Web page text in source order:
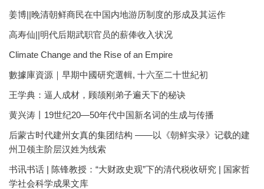
姜博||晚清朝鲜商民在中国内地游历制度的形成及其运作
高寿仙||明代后期武职官员的薪俸收入状况
Climate Change and the Rise of an Empire
數據庫資源｜早期中國研究選輯, 十六至二十世紀初
王学典：逼人成材，顾颉刚弟子遍天下的秘诀
黄兴涛丨19世纪20—50年代中国新名词的生成与传播
后蒙古时代建州女真的集团结构 ——以《朝鲜实录》记载的建
州卫领主阶层汉姓为线索
书讯书话 | 陈锋教授：“大财政史观”下的清代税收研究 | 国家哲
学社会科学成果文库